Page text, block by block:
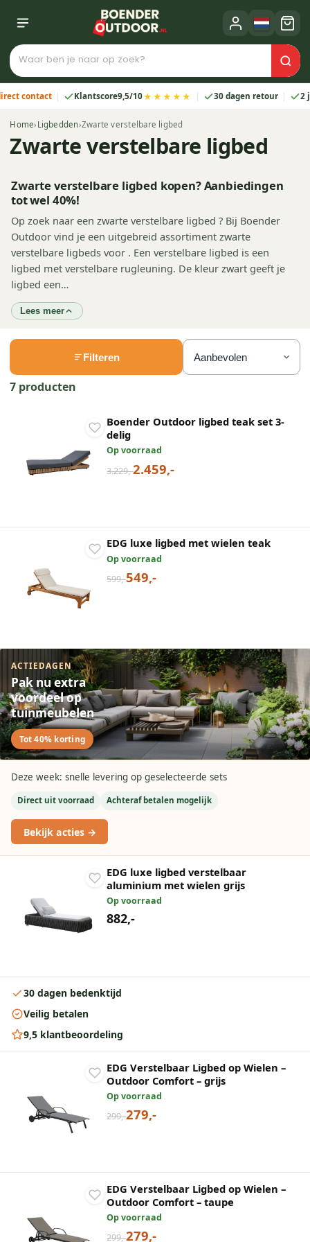
Klantscore9,5/10★★★★★ 30 dagen retour 2 jaar
Home› Ligbedden›Zwarte verstelbare ligbed
Zwarte verstelbare ligbed
Zwarte verstelbare ligbed kopen? Aanbiedingen
tot wel 40%!
Op zoek naar een zwarte verstelbare ligbed ? Bij Boender
Outdoor vind je een uitgebreid assortiment zwarte
verstelbare ligbeds voor . Een verstelbare ligbed is een
ligbed met verstelbare rugleuning. De kleur zwart geeft je
ligbed een…
Lees meer
Filteren
7 producten
Boender Outdoor ligbed teak set 3-
delig
Op voorraad
3.229,-2.459,-
EDG luxe ligbed met wielen teak
Op voorraad
599,-549,-
ACTIEDAGEN
Pak nu extra
voordeel op
tuinmeubelen
Tot 40% korting
Deze week: snelle levering op geselecteerde sets
Direct uit voorraad Achteraf betalen mogelijk
Bekijk acties →
EDG luxe ligbed verstelbaar
aluminium met wielen grijs
Op voorraad
882,-
30 dagen bedenktijd
Veilig betalen
9,5 klantbeoordeling
EDG Verstelbaar Ligbed op Wielen –
Outdoor Comfort – grijs
Op voorraad
299,-279,-
EDG Verstelbaar Ligbed op Wielen –
Outdoor Comfort – taupe
Op voorraad
299,-279,-